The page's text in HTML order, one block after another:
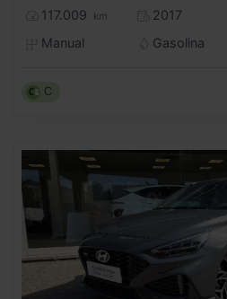
117.009 km
2017
Manual
Gasolina
C